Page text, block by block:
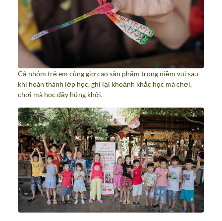
Cả nhóm trẻ em cùng giơ cao sản phẩm trong niềm vui sau
khi hoàn thành lớp học, ghi lại khoảnh khắc học mà chơi,
chơi mà học đầy hứng khởi.